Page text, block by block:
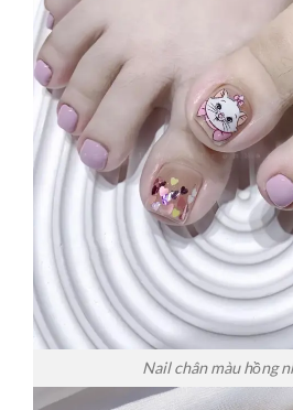
Nail chân màu hồng